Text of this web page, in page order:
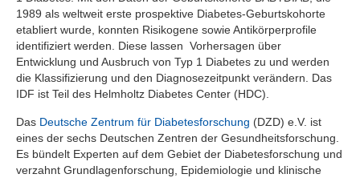
1989 als weltweit erste prospektive Diabetes-Geburtskohorte
etabliert wurde, konnten Risikogene sowie Antikörperprofile
identifiziert werden. Diese lassen Vorhersagen über
Entwicklung und Ausbruch von Typ 1 Diabetes zu und werden
die Klassifizierung und den Diagnosezeitpunkt verändern. Das
IDF ist Teil des Helmholtz Diabetes Center (HDC).
Das Deutsche Zentrum für Diabetesforschung (DZD) e.V. ist
eines der sechs Deutschen Zentren der Gesundheitsforschung.
Es bündelt Experten auf dem Gebiet der Diabetesforschung und
verzahnt Grundlagenforschung, Epidemiologie und klinische